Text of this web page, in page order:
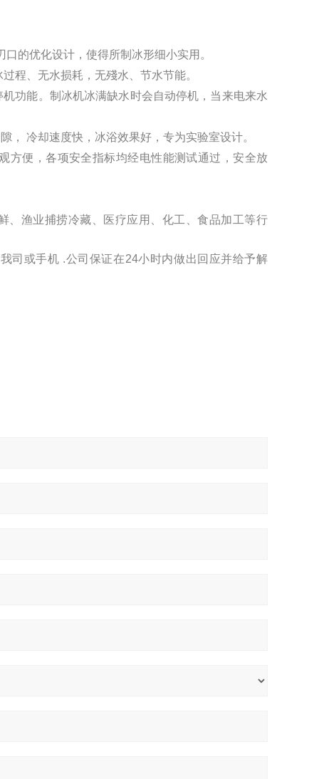
的优化设计，使得所制冰形细小实用。
程、无水损耗，无殘水、节水节能。
功能。制冰机冰满缺水时会自动停机，当来电来水
， 冷却速度快，冰浴效果好，专为实验室设计。
方便，各项安全指标均经电性能测试通过，安全放
、渔业捕捞冷藏、医疗应用、化工、食品加工等行
司或手机 .公司保证在24小时内做出回应并给予解